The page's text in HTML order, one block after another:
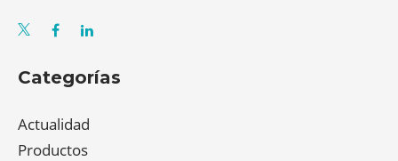
Categorías
Actualidad
Productos